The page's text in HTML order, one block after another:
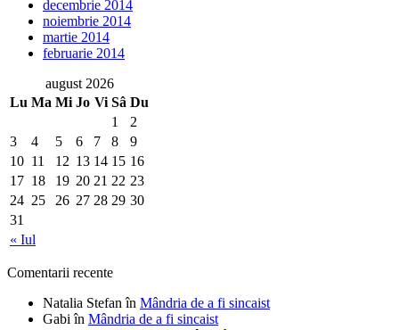
decembrie 2014
noiembrie 2014
martie 2014
februarie 2014
august 2026
Lu Ma Mi Jo Vi Sâ Du
« Iul
1
2
3
4 5 6 7 8
9
10 11 12 13 14 15 16
17 18 19 20 21 22 23
24 25 26 27 28 29 30
31
Comentarii recente
Natalia Stefanîn Mândria de a fi sincaist
Gabiîn Mândria de a fi sincaist